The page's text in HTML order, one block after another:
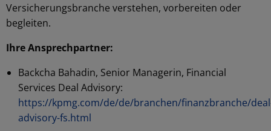
Versicherungsbranche verstehen, vorbereiten oder
begleiten.
Ihre Ansprechpartner:
Backcha Bahadin, Senior Managerin, Financial
Services Deal Advisory:
https://kpmg.com/de/de/branchen/finanzbranche/
advisory-fs.html